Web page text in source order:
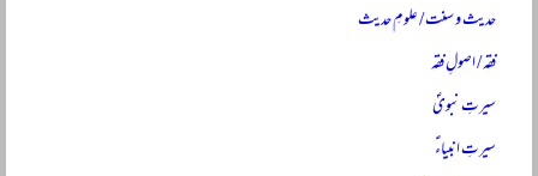
حدیث و سنت / علومِ حدیث
فقہ / اصولِ فقہ
سیرتِ نبویؐ
سیرتِ انبیاءؑ